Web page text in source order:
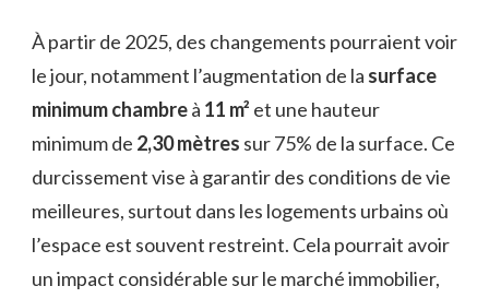
À partir de 2025, des changements pourraient voir
le jour, notamment l’augmentation de la surface
minimum chambreà 11 m² et une hauteur
minimum de 2,30 mètres sur 75% de la surface. Ce
durcissement vise à garantir des conditions de vie
meilleures, surtout dans les logements urbains où
l’espace est souvent restreint. Cela pourrait avoir
un impact considérable sur le marché immobilier,